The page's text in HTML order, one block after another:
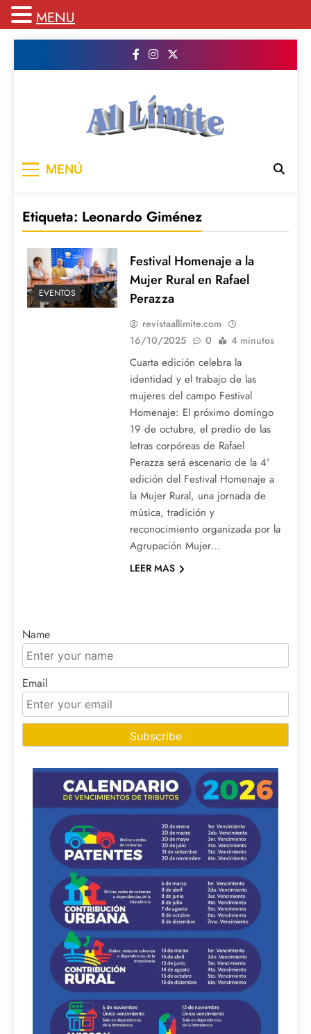
publicamos todo el contenido e informacion
MENÚ
Etiqueta: Leonardo Giménez
EVENTOS
Festival Homenaje a la
Mujer Rural en Rafael
Perazza
revistaallimite.com
16/10/2025
0 4 minutos
Cuarta edición celebra la
identidad y el trabajo de las
mujeres del campo Festival
Homenaje: El próximo domingo
19 de octubre, el predio de las
letras corpóreas de Rafael
Perazza será escenario de la 4ª
edición del Festival Homenaje a
la Mujer Rural, una jornada de
música, tradición y
reconocimiento organizada por la
Agrupación Mujer…
LEER MAS
Name
Email
MENU